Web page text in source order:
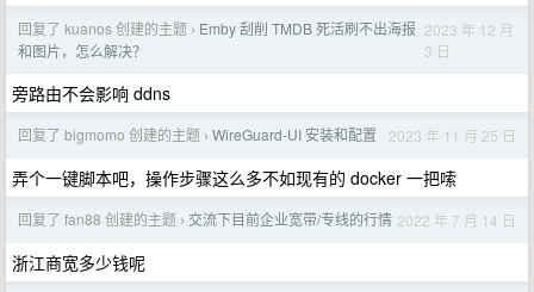
回复了 kuanos 创建的主题 › Emby 刮削 TMDB 死活刷不出海报
和图片，怎么解决？
2023 年 12 月
3 日
旁路由不会影响 ddns
回复了 bigmomo 创建的主题 › WireGuard-UI 安装和配置 2023 年 11 月 25 日
弄个一键脚本吧，操作步骤这么多不如现有的 docker 一把嗦
回复了 fan88 创建的主题 › 交流下目前企业宽带/专线的行情 2022 年 7 月 14 日
浙江商宽多少钱呢